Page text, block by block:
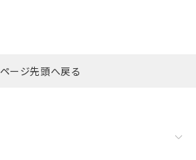
ページ先頭へ戻る